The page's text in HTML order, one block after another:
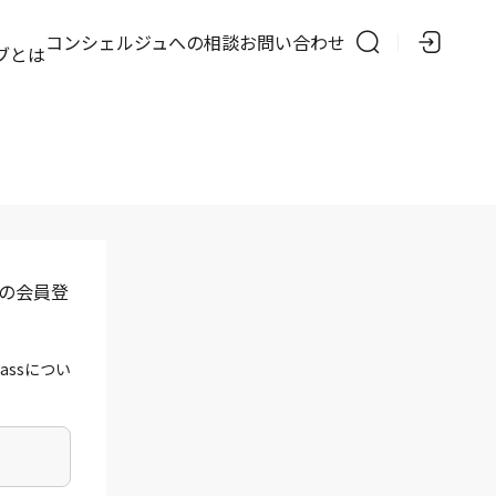
とはコンシェルジュへの相談お問い合わせ
会員登
につい